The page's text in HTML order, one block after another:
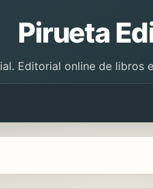
Pirueta
Editorial online de libros